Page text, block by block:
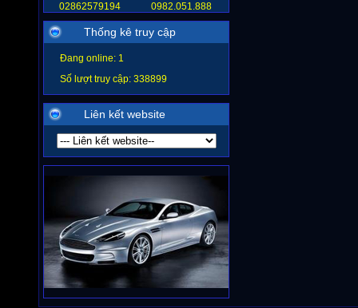
02862579194
0982.051.888
Thống kê truy cập
Đang online: 1
Số lượt truy cập: 338899
Liên kết website